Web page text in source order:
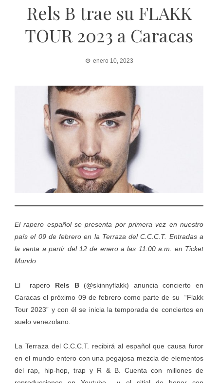
Rels B trae su FLAKK
TOUR 2023 a Caracas
enero 10, 2023
El rapero español se presenta por primera vez en nuestro
país el 09 de febrero en la Terraza del C.C.C.T. Entradas a
la venta a partir del 12 de enero a las 11:00 a.m. en Ticket
Mundo
El rapero Rels B(@skinnyflakk) anuncia concierto en
Caracas el próximo 09 de febrero como parte de su “Flakk
Tour 2023” y con él se inicia la temporada de conciertos en
suelo venezolano.
La Terraza del C.C.C.T. recibirá al español que causa furor
en el mundo entero con una pegajosa mezcla de elementos
del rap, hip-hop, trap y R & B. Cuenta con millones de